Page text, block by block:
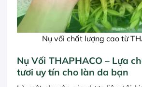
Nụ vối chất lượng cao từ
Nụ Vối THAPHACO – Lựa
tươi uy tín cho làn da bạn